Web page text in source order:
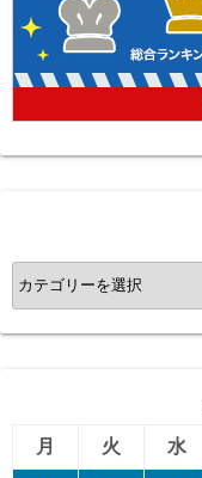
カ
テ
ゴ
月
火 水